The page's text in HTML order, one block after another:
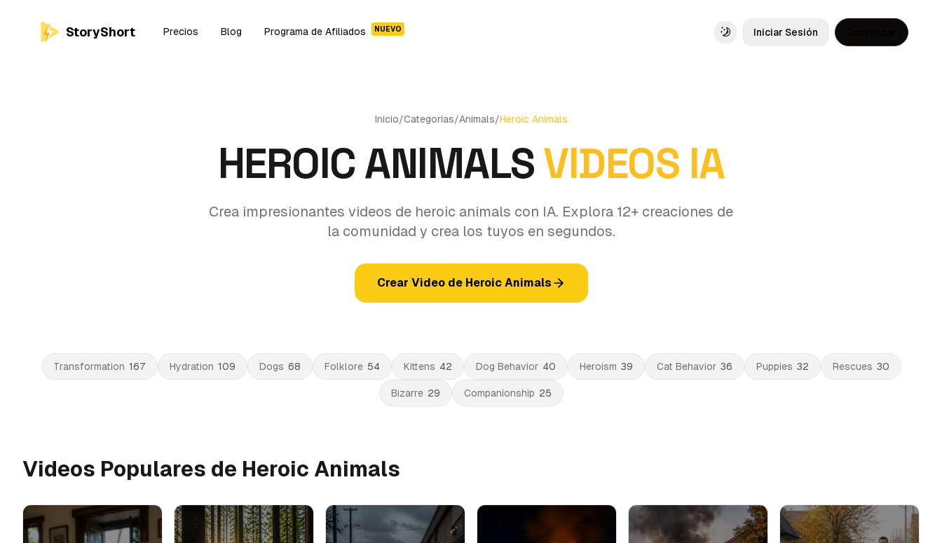
StoryShort Precios Blog Programa de Afiliados NUEVO
Toggle theme
Iniciar Sesión
Inicio/Categorías/Animals/Heroic Animals
HEROIC ANIMALSVIDEOS IA
Crea impresionantes videos de heroic animals con IA. Explora 12+ creaciones de
la comunidad y crea los tuyos en segundos.
Crear Video de Heroic Animals
Transformation 167 Hydration 109 Dogs 68 Folklore 54 Kittens 42 Dog Behavior 40 Heroism 39 Cat Behavior 36 Puppies 32 Rescues 30
Bizarre 29 Companionship 25
Videos Populares de Heroic Animals